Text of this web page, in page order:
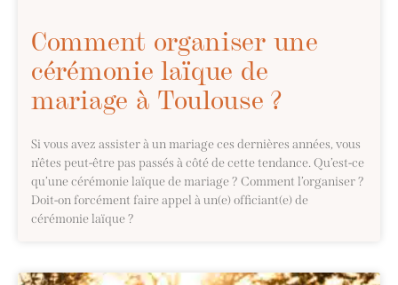
Comment organiser une
cérémonie laïque de
mariage à Toulouse ?
Si vous avez assister à un mariage ces dernières années, vous
n’êtes peut-être pas passés à côté de cette tendance. Qu’est-ce
qu’une cérémonie laïque de mariage ? Comment l’organiser ?
Doit-on forcément faire appel à un(e) officiant(e) de
cérémonie laïque ?